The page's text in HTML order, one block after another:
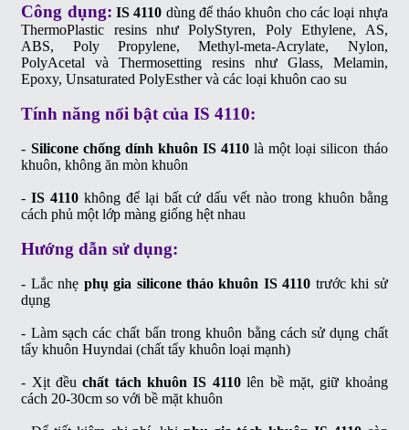
Công dụng: IS 4110 dùng để tháo khuôn cho các loại nhựa
ThermoPlastic resins như PolyStyren, Poly Ethylene, AS,
ABS, Poly Propylene, Methyl-meta-Acrylate, Nylon,
PolyAcetal và Thermosetting resins như Glass, Melamin,
Epoxy, Unsaturated PolyEsther và các loại khuôn cao su
Tính năng nổi bật của IS 4110:
- Silicone chống dính khuôn IS 4110 là một loại silicon tháo
khuôn, không ăn mòn khuôn
-IS 4110không để lại bất cứ dấu vết nào trong khuôn bằng
cách phủ một lớp màng giống hệt nhau
Hướng dẫn sử dụng:
- Lắc nhẹ phụ gia silicone tháo khuôn IS 4110 trước khi sử
dụng
- Làm sạch các chất bẩn trong khuôn bằng cách sử dụng chất
tẩy khuôn Huyndai (chất tẩy khuôn loại mạnh)
- Xịt đềuchất tách khuôn IS 4110lên bề mặt, giữ khoảng
cách 20-30cm so với bề mặt khuôn